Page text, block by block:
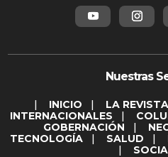
Nuestras
| INICIO | LA REVISTA
INTERNACIONALES |
GOBERNACIÓN |
TECNOLOGÍA | SALUD |
|